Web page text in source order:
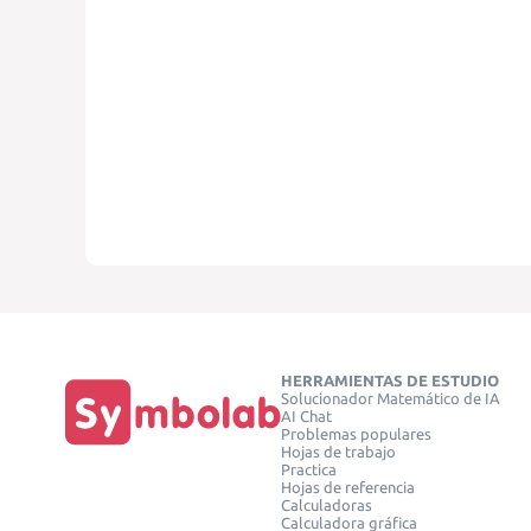
HERRAMIENTAS DE ESTUDIO
Solucionador Matemático de IA
AI Chat
Problemas populares
Hojas de trabajo
Practica
Hojas de referencia
Calculadoras
Calculadora gráfica